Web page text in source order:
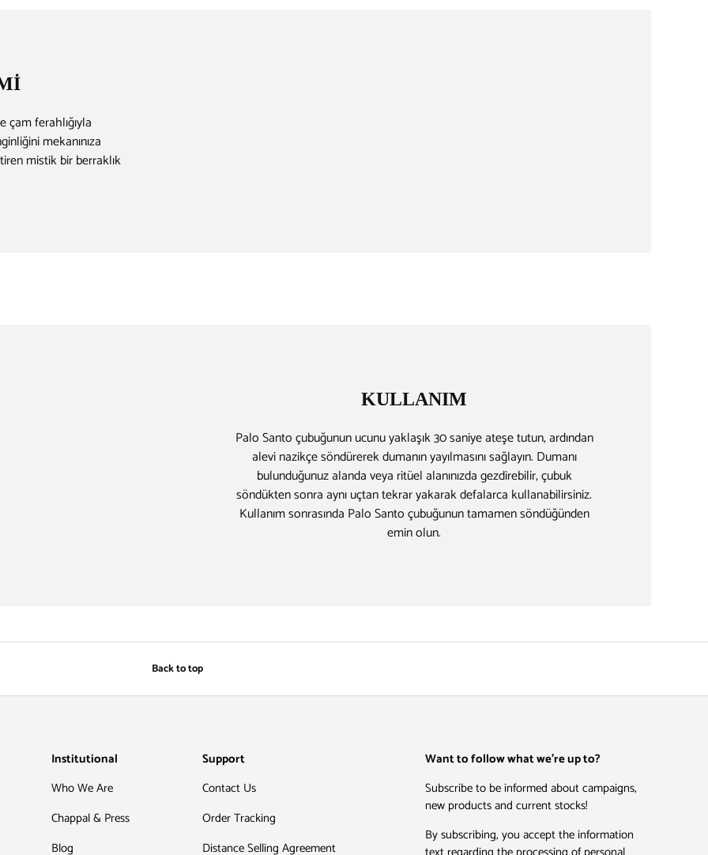
çam ferahlığıyla
mekanınıza
mistik bir berraklık
KULLANIM
Palo Santo çubuğunun ucunu yaklaşık 30 saniye ateşe tutun, ardından
alevi nazikçe söndürerek dumanın yayılmasını sağlayın. Dumanı
bulunduğunuz alanda veya ritüel alanınızda gezdirebilir, çubuk
söndükten sonra aynı uçtan tekrar yakarak defalarca kullanabilirsiniz.
Kullanım sonrasında Palo Santo çubuğunun tamamen söndüğünden
emin olun.
Back to top
Institutional
Who We Are
Chappal & Press
Blog
Support
Contact Us
Order Tracking
Distance Selling Agreement
Want to follow what we're up to?
Subscribe to be informed about campaigns,
new products and current stocks!
By subscribing, you accept the information